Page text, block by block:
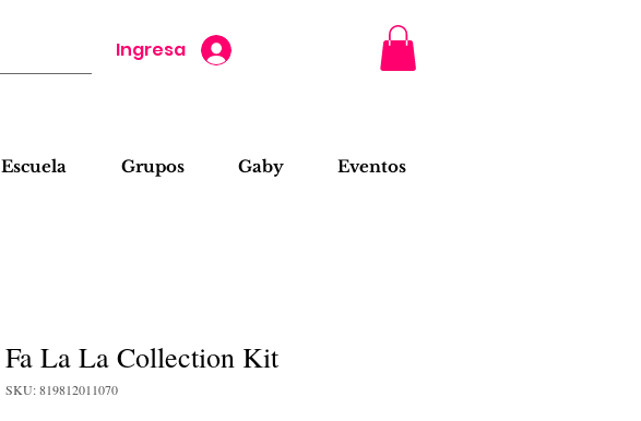
Ingresa
Escuela Grupos Gaby Eventos
Fa La La Collection Kit
SKU: 819812011070